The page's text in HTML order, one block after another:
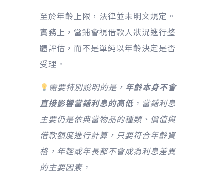
至於年齡上限，法律並未明文規定。
實務上，當鋪會視借款人狀況進行整
體評估，而不是單純以年齡決定是否
受理。
需要特別說明的是， 年齡本身不會
直接影響當鋪利息的高低。當鋪利息
主要仍是依典當物品的種類、價值與
借款額度進行計算，只要符合年齡資
格，年輕或年長都不會成為利息差異
的主要因素。